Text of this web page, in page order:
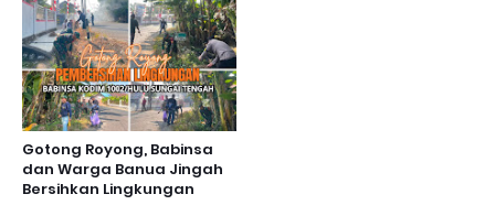
Gotong Royong, Babinsa
dan Warga Banua Jingah
Bersihkan Lingkungan